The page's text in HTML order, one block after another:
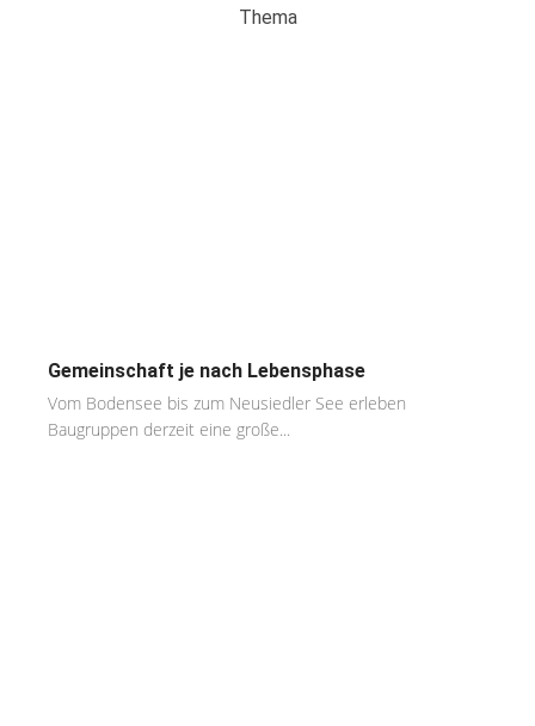
Thema
Gemeinschaft je nach Lebensphase
Vom Bodensee bis zum Neusiedler See erleben
Baugruppen derzeit eine große...